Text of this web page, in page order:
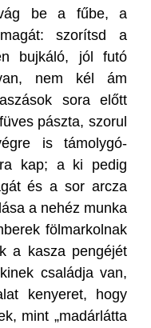
vág be a fűbe, a
szorítsd a
bujkáló, jól futó
nem kél ám
sora előtt
pászta, szorul
is támolygó-
kap; a ki pedig
és a sor arcza
a nehéz munka
fölmarkolnak
a kasza pengéjét
családja van,
kenyeret, hogy
mint „madárlátta